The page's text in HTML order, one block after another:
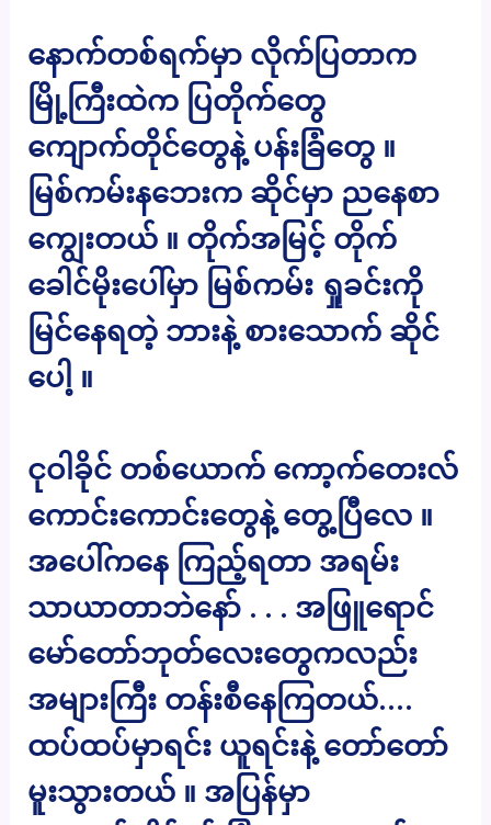
နောက်တစ်ရက်မှာ လိုက်ပြတာက
မြို့ကြီးထဲက ပြတိုက်တွေ
ကျောက်တိုင်တွေနဲ့ ပန်းခြံတွေ ။
မြစ်ကမ်းနဘေးက ဆိုင်မှာ ညနေစာ
ကျွေးတယ် ။ တိုက်အမြင့် တိုက်
ခေါင်မိုးပေါ်မှာ မြစ်ကမ်း ရှုခင်းကို
မြင်နေရတဲ့ ဘားနဲ့ စားသောက် ဆိုင်
ပေါ့ ။
ငုဝါခိုင် တစ်ယောက် ကော့က်တေးလ်
ကောင်းကောင်းတွေနဲ့ တွေ့ပြီလေ ။
အပေါ်ကနေ ကြည့်ရတာ အရမ်း
သာယာတာဘဲနော် . . . အဖြူရောင်
မော်တော်ဘုတ်လေးတွေကလည်း
အများကြီး တန်းစီနေကြတယ်….
ထပ်ထပ်မှာရင်း ယူရင်းနဲ့ တော်တော်
မူးသွားတယ် ။ အပြန်မှာ